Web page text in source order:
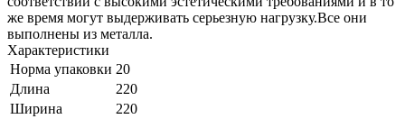
же время могут выдерживать серьезную нагрузку.Все они
выполнены из металла.
Характеристики
Норма упаковки 20
Длина
220
Ширина
220